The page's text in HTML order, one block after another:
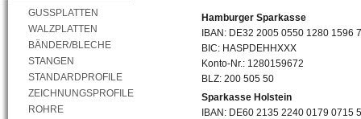
GUSSPLATTEN
WALZPLATTEN
BÄNDER/BLECHE
STANGEN
STANDARDPROFILE
ZEICHNUNGSPROFILE
ROHRE
Hamburger Sparkasse
IBAN: DE32 2005 0550 1280 1596
BIC: HASPDEHHXXX
Konto-Nr.: 1280159672
BLZ: 200 505 50
Sparkasse Holstein
IBAN: DE60 2135 2240 0179 0715